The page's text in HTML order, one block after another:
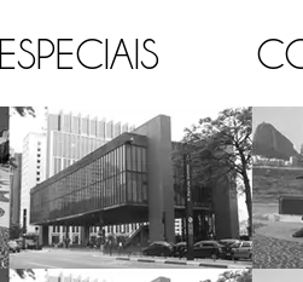
ESPECIAIS